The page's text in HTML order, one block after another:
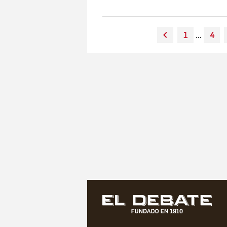
1 ... 4